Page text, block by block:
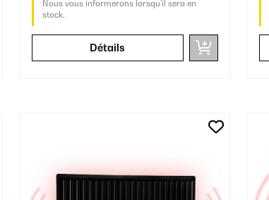
Nous vous informerons lorsqu’il sera en
stock.
Détails